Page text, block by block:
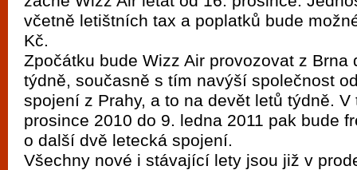
včetně letištních tax a poplatků bude
Kč.
Zpočátku bude Wizz Air provozovat z Brna
týdně, současně s tím navýší společnost
spojení z Prahy, a to na devět letů týdně.
prosince 2010 do 9. ledna 2011 pak bude
o další dvě letecká spojení.
Všechny nové i stávající lety jsou již v
Brno je
zajímavé
Mimo jiné je ale také místem, kde si
vyzkoušet různé kasinové hry. V
metropoli naleznete širokou nabídku her
po moderní automaty jak pro pravidelné
příležitostné hráče. V...